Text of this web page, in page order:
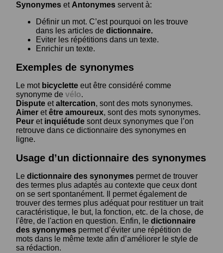
Synonymes et Antonymes servent à:
Définir un mot. C’est pourquoi on les trouve
dans les articles de dictionnaire.
Eviter les répétitions dans un texte.
Enrichir un texte.
Exemples de synonymes
Le mot bicyclette eut être considéré comme
synonyme de vélo.
Dispute etaltercation, sont des mots synonymes.
Aimer etêtre amoureux, sont des mots synonymes.
Peur et inquiétude sont deux synonymes que l’on
retrouve dans ce dictionnaire des synonymes en
ligne.
Usage d’un dictionnaire des synonymes
Le dictionnaire des synonymes permet de trouver
des termes plus adaptés au contexte que ceux dont
on se sert spontanément. Il permet également de
trouver des termes plus adéquat pour restituer un trait
caractéristique, le but, la fonction, etc. de la chose, de
l'être, de l'action en question. Enfin, le dictionnaire
des synonymes permet d’éviter une répétition de
mots dans le même texte afin d’améliorer le style de
sa rédaction.